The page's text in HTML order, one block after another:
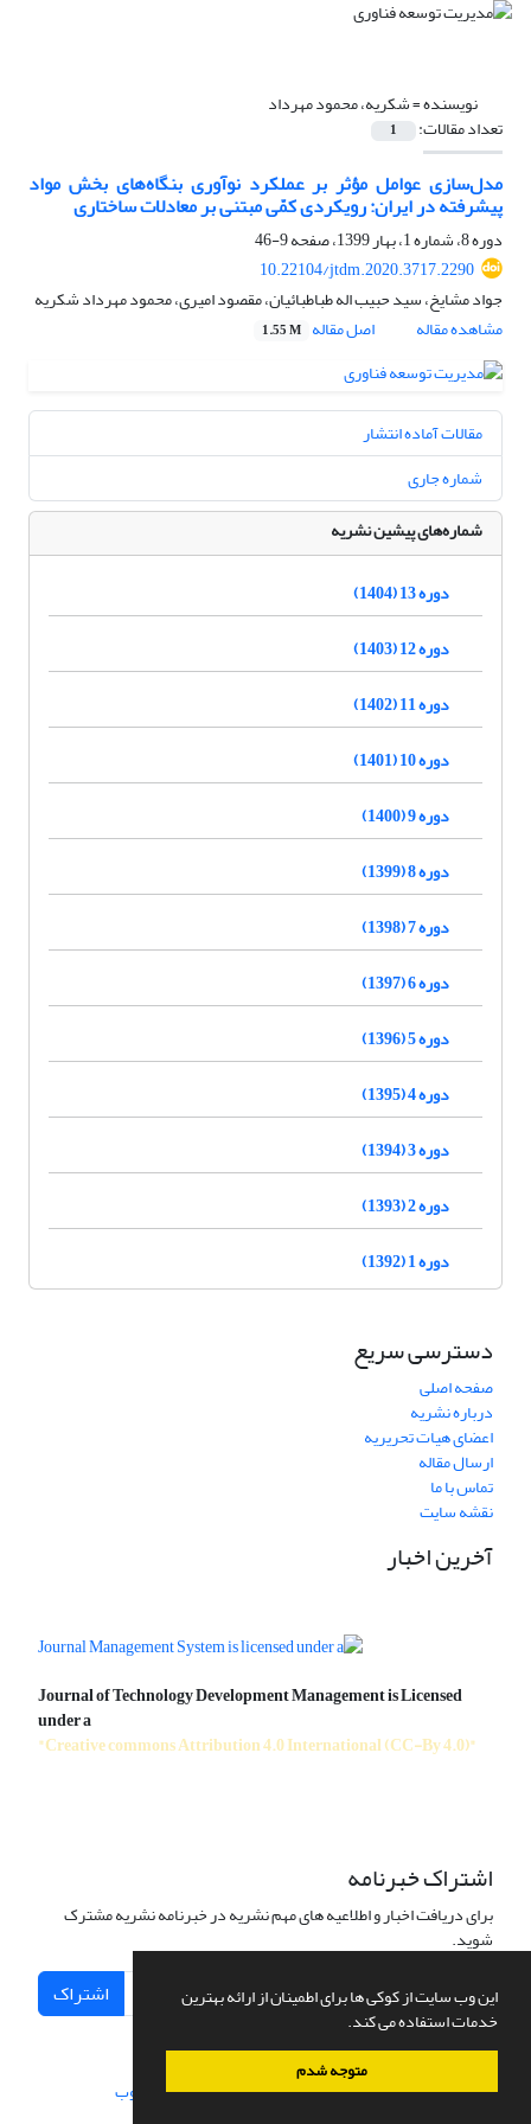
این وب سایت از کوکی ها برای اطمینان از ارائه بهترین
خدمات استفاده می کند.
متوجه شدم
نویسنده =شکریه، محمود مهرداد
تعداد مقالات: 1
مدل‌سازی عوامل مؤثر بر عملکرد نوآوری بنگاه‌های بخش مواد
پیشرفته در ایران: رویکردی کمّی مبتنی بر معادلات ساختاری
دوره 8، شماره 1، بهار 1399، صفحه
9-46
10.22104/jtdm.2020.3717.2290
جواد مشایخ، سید حبیب اله طباطبائیان، مقصود امیری، محمود مهرداد شکریه
مشاهده مقاله
اصل مقاله 1.55 M
مقالات آماده انتشار
شماره جاری
شماره‌های پیشین نشریه
دوره 13 (1404)
دوره 12 (1403)
دوره 11 (1402)
دوره 10 (1401)
دوره 9 (1400)
دوره 8 (1399)
دوره 7 (1398)
دوره 6 (1397)
دوره 5 (1396)
دوره 4 (1395)
دوره 3 (1394)
دوره 2 (1393)
دوره 1 (1392)
دسترسی سریع
صفحه اصلی
درباره نشریه
اعضای هیات تحریریه
ارسال مقاله
تماس با ما
نقشه سایت
آخرین اخبار
Journal of Technology Development Management is Licensed
under a
"Creative commons Attribution 4.0 International (CC-By 4.0)"
اشتراک خبرنامه
برای دریافت اخبار و اطلاعیه های مهم نشریه در خبرنامه نشریه مشترک
شوید.
اشتراک
سامانه مدیریت نشریات علمی.طراحی و پیاده سازی از سیناوب